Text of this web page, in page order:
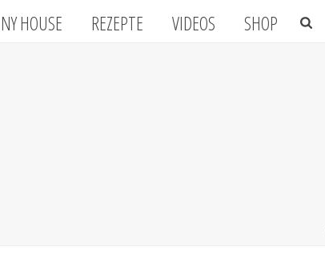
HOUSE REZEPTE VIDEOS SHOP